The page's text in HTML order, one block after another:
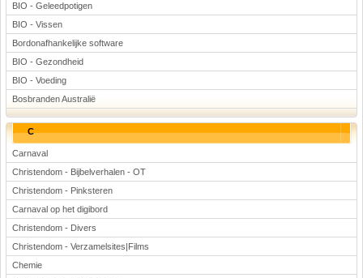
BIO - Geleedpotigen
BIO - Vissen
Bordonafhankelijke software
BIO - Gezondheid
BIO - Voeding
Bosbranden Australië
C
Carnaval
Christendom - Bijbelverhalen - OT
Christendom - Pinksteren
Carnaval op het digibord
Christendom - Divers
Christendom - Verzamelsites|Films
Chemie